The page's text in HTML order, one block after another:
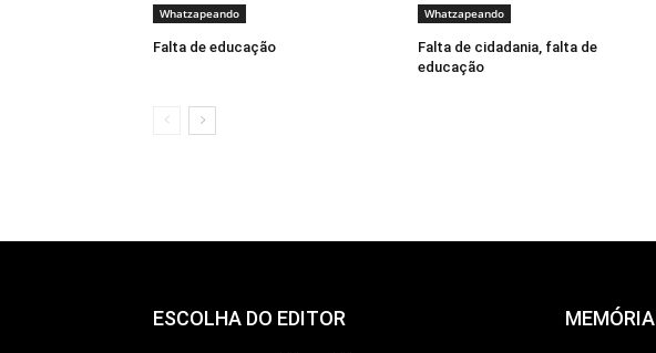
Whatzapeando
Falta de educação
Whatzapeando
Falta de cidadania, falta de
educação
ESCOLHA DO EDITOR MEMÓRIA